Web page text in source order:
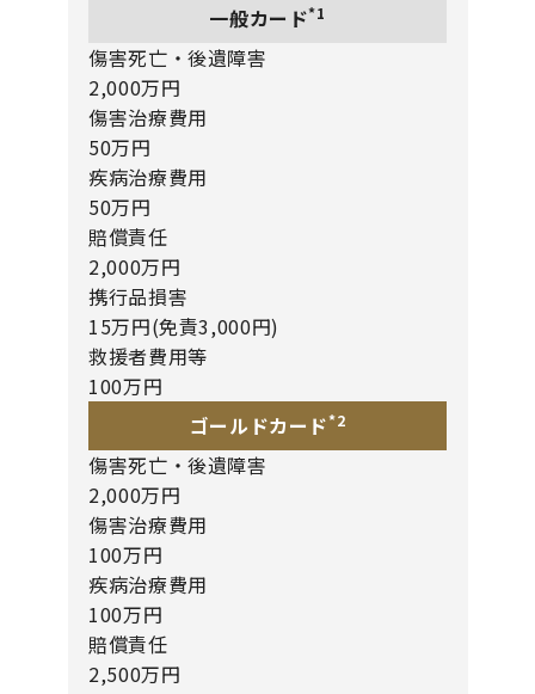
一般カード*1
傷害死亡・後遺障害
2,000万円
傷害治療費用
50万円
疾病治療費用
50万円
賠償責任
2,000万円
携行品損害
15万円(免責3,000円)
救援者費用等
100万円
ゴールドカード*2
傷害死亡・後遺障害
2,000万円
傷害治療費用
100万円
疾病治療費用
100万円
賠償責任
2,500万円